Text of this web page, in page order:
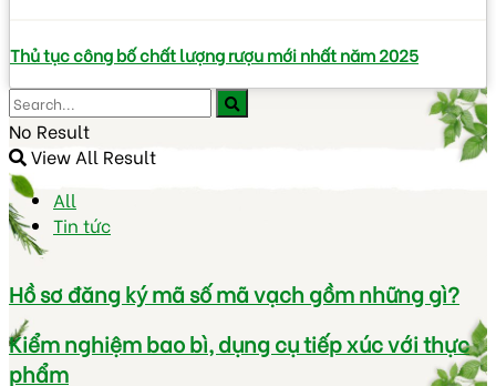
Thủ tục công bố chất lượng rượu mới nhất năm 2025
No Result
View All Result
All
Tin tức
Hồ sơ đăng ký mã số mã vạch gồm những gì?
Kiểm nghiệm bao bì, dụng cụ tiếp xúc với thực
phẩm